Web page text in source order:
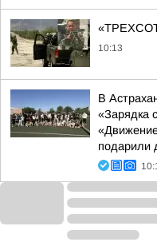
10:13
В
«Зарядка
подарили